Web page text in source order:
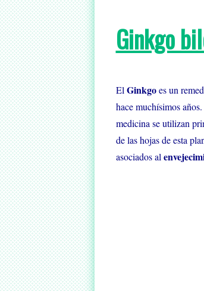
Ginkgo
El Ginkgoes un
hace muchísimos
medicina se utilizan
de las hojas de esta
asociados al